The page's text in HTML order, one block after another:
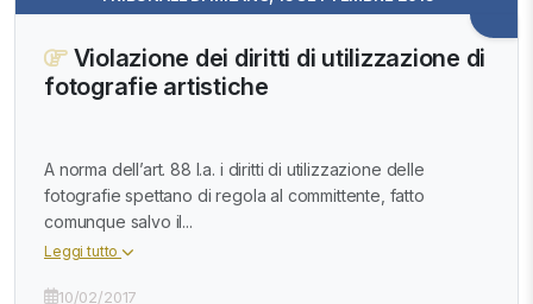
Violazione dei diritti di utilizzazione di
fotografie artistiche
A norma dell’art. 88 l.a. i diritti di utilizzazione delle
fotografie spettano di regola al committente, fatto
comunque salvo il...
Leggi tutto
10/02/2017